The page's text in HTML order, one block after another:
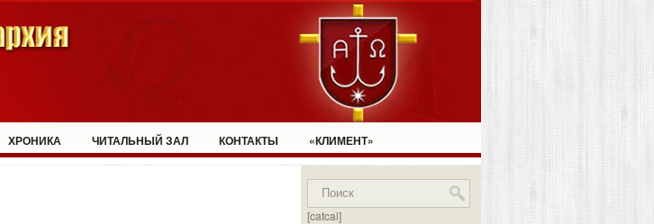
ХРОНИКА ЧИТАЛЬНЫЙ ЗАЛ КОНТАКТЫ «КЛИМЕНТ»
[catcal]